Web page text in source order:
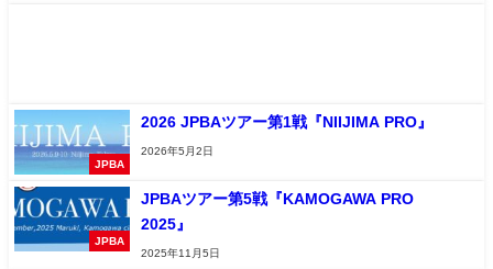
JPBA
2026 JPBAツアー第1戦『NIIJIMA PRO』
2026年5月2日
JPBA
JPBAツアー第5戦『KAMOGAWA PRO
2025』
2025年11月5日